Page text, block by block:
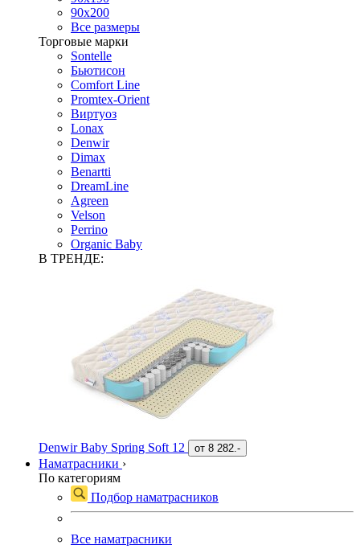
90х200
Все размеры
Торговые марки
Sontelle
Бьютисон
Comfort Line
Promtex-Orient
Виртуоз
Lonax
Denwir
Dimax
Benartti
DreamLine
Agreen
Velson
Perrino
Organic Baby
В ТРЕНДЕ:
Denwir Baby Spring Soft 12 от 8 282.-
Наматрасники ›
По категориям
Подбор наматрасников
Все наматрасники